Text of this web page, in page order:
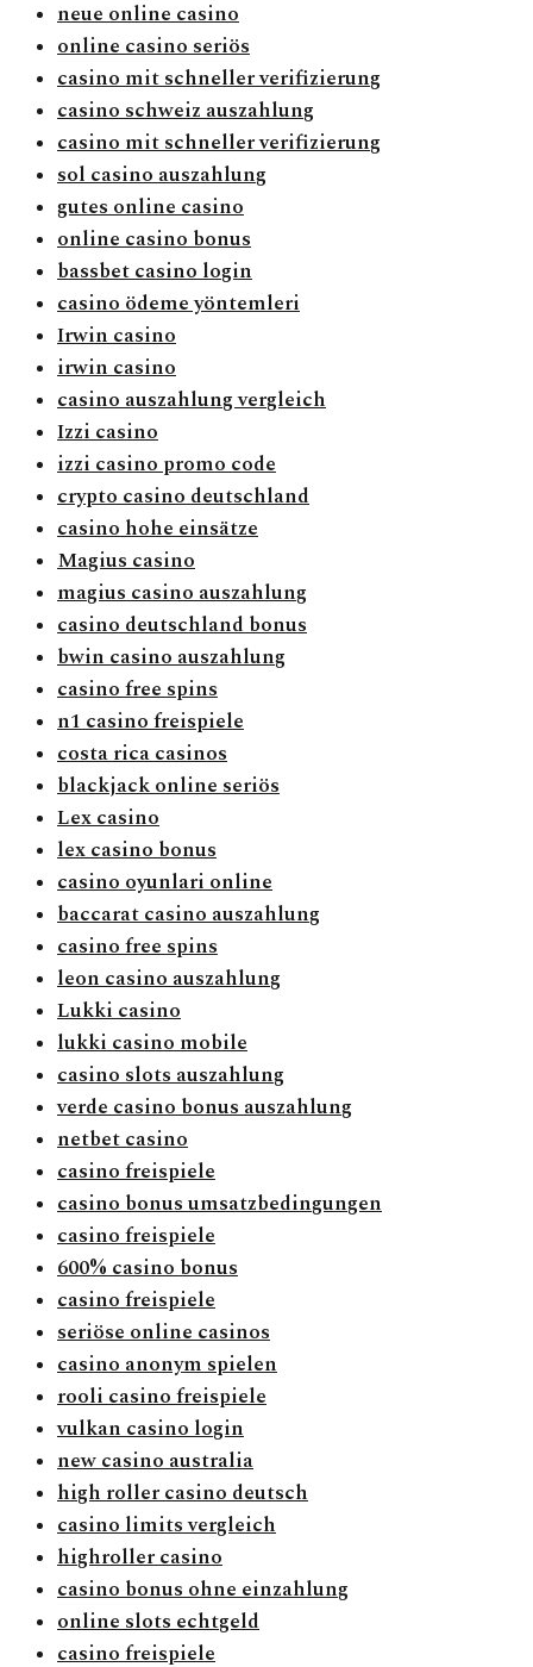
neue online casino
online casino seriös
casino mit schneller verifizierung
casino schweiz auszahlung
casino mit schneller verifizierung
sol casino auszahlung
gutes online casino
online casino bonus
bassbet casino login
casino ödeme yöntemleri
Irwin casino
irwin casino
casino auszahlung vergleich
Izzi casino
izzi casino promo code
crypto casino deutschland
casino hohe einsätze
Magius casino
magius casino auszahlung
casino deutschland bonus
bwin casino auszahlung
casino free spins
n1 casino freispiele
costa rica casinos
blackjack online seriös
Lex casino
lex casino bonus
casino oyunlari online
baccarat casino auszahlung
casino free spins
leon casino auszahlung
Lukki casino
lukki casino mobile
casino slots auszahlung
verde casino bonus auszahlung
netbet casino
casino freispiele
casino bonus umsatzbedingungen
casino freispiele
600% casino bonus
casino freispiele
seriöse online casinos
casino anonym spielen
rooli casino freispiele
vulkan casino login
new casino australia
high roller casino deutsch
casino limits vergleich
highroller casino
casino bonus ohne einzahlung
online slots echtgeld
casino freispiele